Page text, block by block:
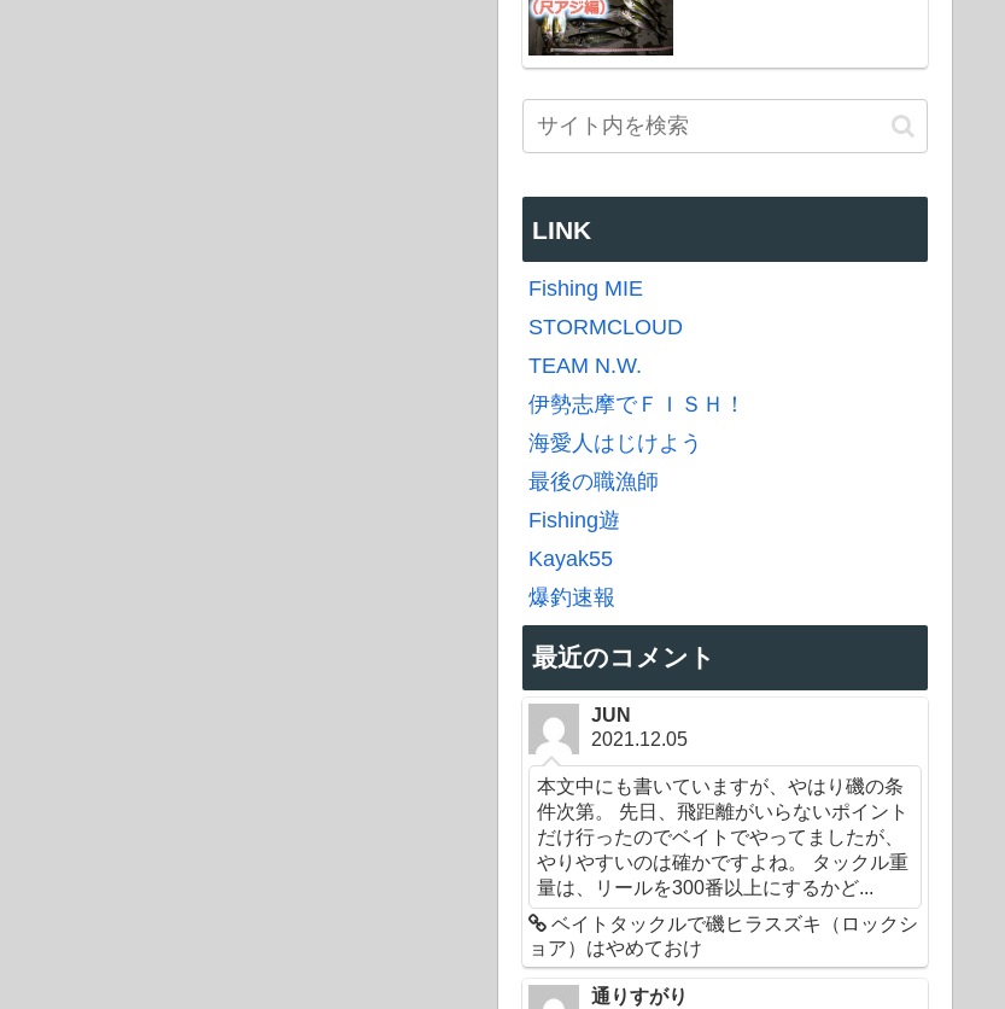
LINK
Fishing MIE
STORMCLOUD
TEAM N.W.
伊勢志摩でＦＩＳＨ！
海愛人はじけよう
最後の職漁師
Fishing遊
Kayak55
爆釣速報
最近のコメント
JUN
2021.12.05
本文中にも書いていますが、やはり磯の条
件次第。 先日、飛距離がいらないポイント
だけ行ったのでベイトでやってましたが、
やりやすいのは確かですよね。 タックル重
量は、リールを300番以上にするかど...
ベイトタックルで磯ヒラスズキ（ロックシ
ョア）はやめておけ
通りすがり